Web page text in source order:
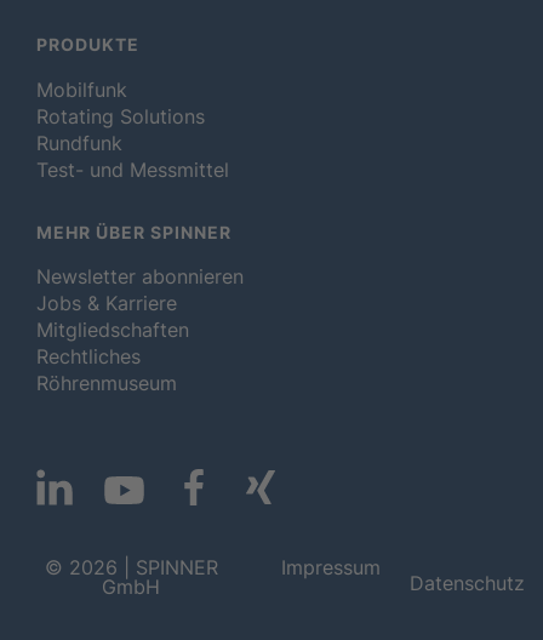
PRODUKTE
Mobilfunk
Rotating Solutions
Rundfunk
Test- und Messmittel
MEHR ÜBER SPINNER
Newsletter abonnieren
Jobs & Karriere
Mitgliedschaften
Rechtliches
Röhrenmuseum
© 2026 | SPINNER
GmbH
Impressum
Datenschutz